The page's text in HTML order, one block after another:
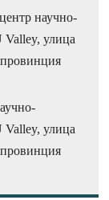
научно-
улица
улица